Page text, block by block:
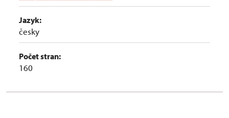
Jazyk:
česky
Počet stran:
160